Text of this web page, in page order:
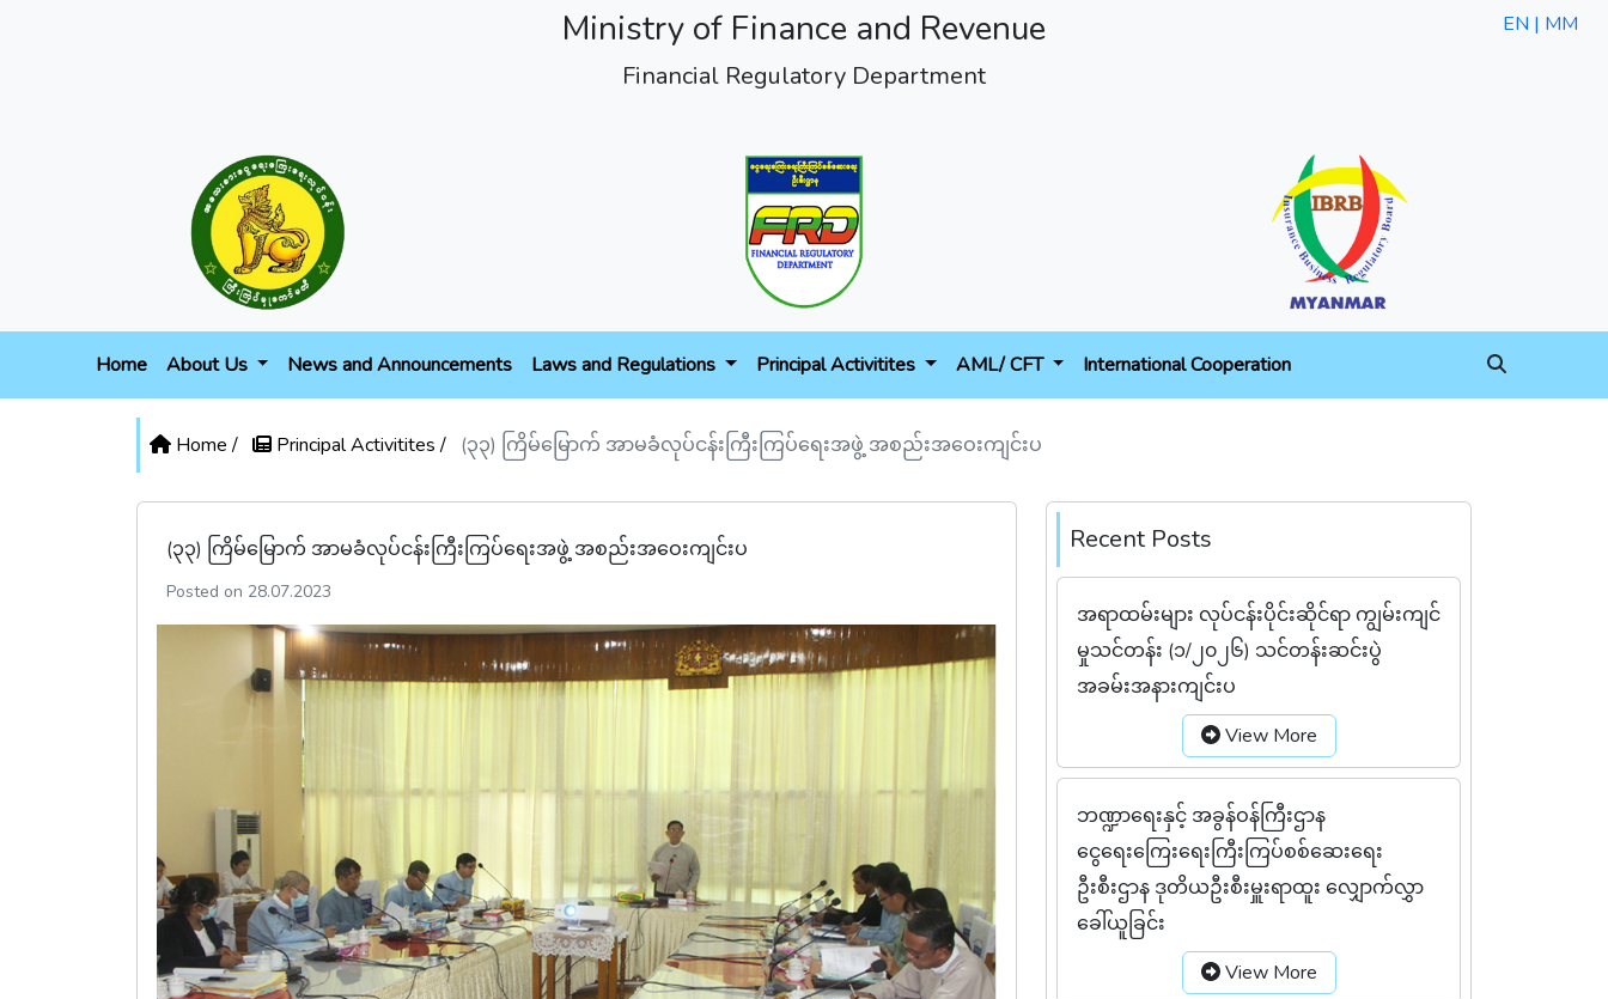
Ministry of Finance and Revenue
Financial Regulatory Department
EN | MM
Home About Us News and Announcements Laws and Regulations Principal Activitites AML/ CFT International Cooperation
Home / Principal Activitites / (၃၃) ကြိမ်မြောက် အာမခံလုပ်ငန်းကြီးကြပ်ရေးအဖွဲ့ အစည်းအဝေးကျင်းပ
(၃၃) ကြိမ်မြောက် အာမခံလုပ်ငန်းကြီးကြပ်ရေးအဖွဲ့ အစည်းအဝေးကျင်းပ
Posted on 28.07.2023
Recent Posts
အရာထမ်းများ လုပ်ငန်းပိုင်းဆိုင်ရာ ကျွမ်းကျင်
မှုသင်တန်း (၁/၂၀၂၆) သင်တန်းဆင်းပွဲ
အခမ်းအနားကျင်းပ
View More
ဘဏ္ဍာရေးနှင့် အခွန်ဝန်ကြီးဌာန
ငွေရေးကြေးရေးကြီးကြပ်စစ်ဆေးရေး
ဦးစီးဌာန ဒုတိယဦးစီးမှူးရာထူး လျှောက်လွှာ
ခေါ်ယူခြင်း
View More